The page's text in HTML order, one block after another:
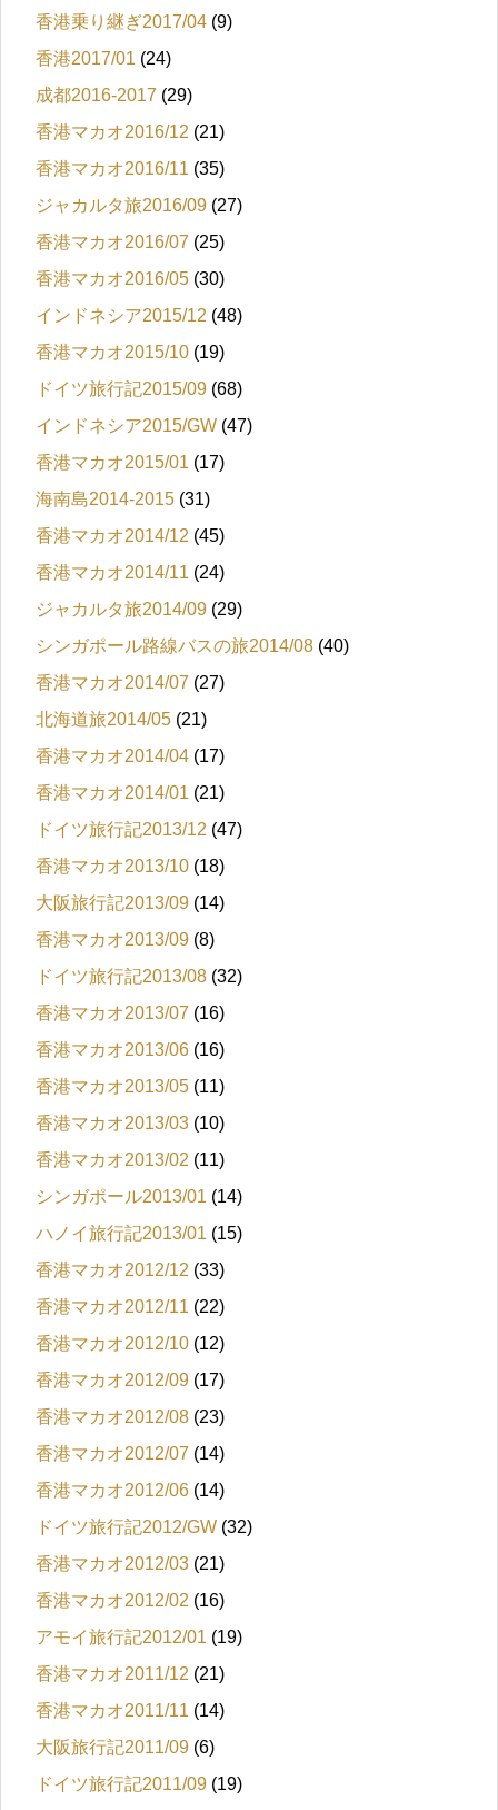
香港乗り継ぎ2017/04 (9)
香港2017/01 (24)
成都2016-2017 (29)
香港マカオ2016/12 (21)
香港マカオ2016/11 (35)
ジャカルタ旅2016/09 (27)
香港マカオ2016/07 (25)
香港マカオ2016/05 (30)
インドネシア2015/12 (48)
香港マカオ2015/10 (19)
ドイツ旅行記2015/09 (68)
インドネシア2015/GW (47)
香港マカオ2015/01 (17)
海南島2014-2015 (31)
香港マカオ2014/12 (45)
香港マカオ2014/11 (24)
ジャカルタ旅2014/09 (29)
シンガポール路線バスの旅2014/08 (40)
香港マカオ2014/07 (27)
北海道旅2014/05 (21)
香港マカオ2014/04 (17)
香港マカオ2014/01 (21)
ドイツ旅行記2013/12 (47)
香港マカオ2013/10 (18)
大阪旅行記2013/09 (14)
香港マカオ2013/09 (8)
ドイツ旅行記2013/08 (32)
香港マカオ2013/07 (16)
香港マカオ2013/06 (16)
香港マカオ2013/05 (11)
香港マカオ2013/03 (10)
香港マカオ2013/02 (11)
シンガポール2013/01 (14)
ハノイ旅行記2013/01 (15)
香港マカオ2012/12 (33)
香港マカオ2012/11 (22)
香港マカオ2012/10 (12)
香港マカオ2012/09 (17)
香港マカオ2012/08 (23)
香港マカオ2012/07 (14)
香港マカオ2012/06 (14)
ドイツ旅行記2012/GW (32)
香港マカオ2012/03 (21)
香港マカオ2012/02 (16)
アモイ旅行記2012/01 (19)
香港マカオ2011/12 (21)
香港マカオ2011/11 (14)
大阪旅行記2011/09 (6)
ドイツ旅行記2011/09 (19)